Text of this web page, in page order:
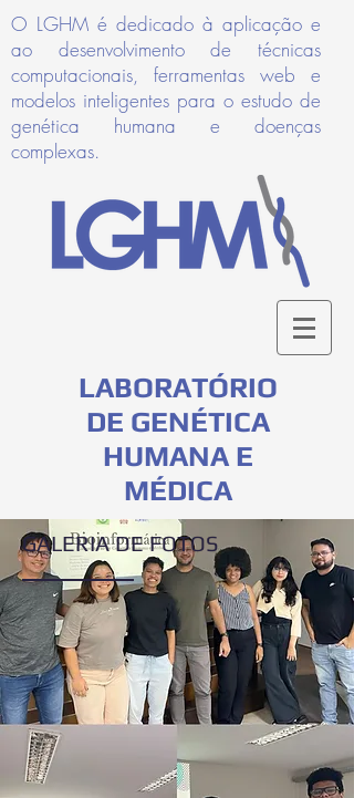
O LGHM é dedicado à aplicação e
ao desenvolvimento de técnicas
computacionais, ferramentas web e
modelos inteligentes para o estudo de
genética humana e doenças
complexas.
LABORATÓRIO
DE GENÉTICA
HUMANA E
MÉDICA
GALERIA DE FOTOS